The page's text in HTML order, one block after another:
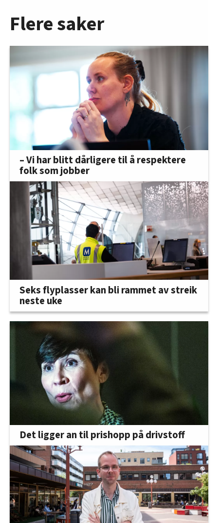
Flere saker
– Vi har blitt dårligere til å respektere
folk som jobber
Seks flyplasser kan bli rammet av streik
neste uke
Det ligger an til prishopp på drivstoff